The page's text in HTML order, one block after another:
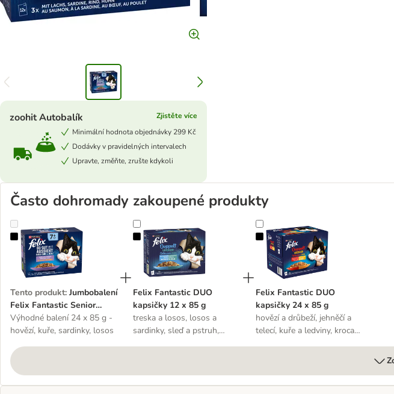
zoohit Autobalík
Zjistěte více
Minimální hodnota objednávky 299 Kč
Dodávky v pravidelných intervalech
Upravte, změňte, zrušte kdykoli
Často dohromady zakoupené produkty
Jumbobalení Felix Fantastic Senior kapsičky 12 x 85 g
Tento produkt: Jumbobalení
Felix Fantastic Senior
kapsičky 12 x 85 g
Výhodné balení 24 x 85 g -
hovězí, kuře, sardinky, losos
Felix Fantastic DUO kapsičky 12 x 85 g
Felix Fantastic DUO
kapsičky 12 x 85 g
treska a losos, losos a
sardinky, sleď a pstruh,
Felix Fantastic DUO kapsičky 24 x
Felix Fantastic DUO
kapsičky 24 x 85 g
hovězí a drůbeží, jehněčí a
telecí, kuře a ledviny, krocan